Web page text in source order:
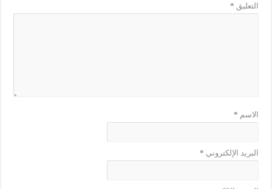
التعليق *
الاسم *
البريد الإلكتروني *